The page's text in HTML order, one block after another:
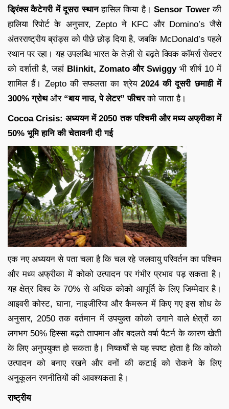
ड्रिंक्स कैटेगरी में दूसरा स्थानहासिल किया है।Sensor Towerकी
हालिया रिपोर्ट के अनुसार, Zepto ने KFC और Domino’s जैसे
अंतरराष्ट्रीय ब्रांड्स को पीछे छोड़ दिया है, जबकि McDonald’s पहले
स्थान पर रहा। यह उपलब्धि भारत के तेज़ी से बढ़ते क्विक कॉमर्स सेक्टर
को दर्शाती है, जहां Blinkit, Zomato और Swiggyभी शीर्ष 10 में
शामिल हैं। Zepto की सफलता का श्रेय 2024 की दूसरी छमाही में
300% ग्रोथऔर “बाय नाउ, पे लेटर” फीचरको जाता है।
Cocoa Crisis: अध्ययन में 2050 तक पश्चिमी और मध्य अफ्रीका में
50% भूमि हानि की चेतावनी दी गई
एक नए अध्ययन से पता चला है कि चल रहे जलवायु परिवर्तन का पश्चिम
और मध्य अफ्रीका में कोको उत्पादन पर गंभीर प्रभाव पड़ सकता है।
यह क्षेत्र विश्व के 70% से अधिक कोको आपूर्ति के लिए जिम्मेदार है।
आइवरी कोस्ट, घाना, नाइजीरिया और कैमरून में किए गए इस शोध के
अनुसार, 2050 तक वर्तमान में उपयुक्त कोको उगाने वाले क्षेत्रों का
लगभग 50% हिस्सा बढ़ते तापमान और बदलते वर्षा पैटर्न के कारण खेती
के लिए अनुपयुक्त हो सकता है। निष्कर्षों से यह स्पष्ट होता है कि कोको
उत्पादन को बनाए रखने और वनों की कटाई को रोकने के लिए
अनुकूलन रणनीतियों की आवश्यकता है।
राष्ट्रीय